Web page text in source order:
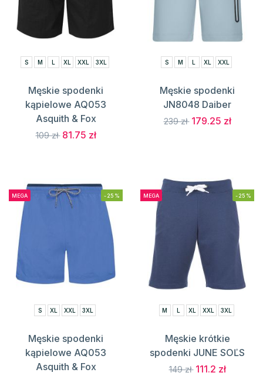
S M L XL XXL 3XL
Męskie spodenki
kąpielowe AQ053
Asquith & Fox
109 zł 81.75 zł
S M L XL XXL
Męskie spodenki
JN8048 Daiber
239 zł 179.25 zł
MEGA -25%
S XL XXL 3XL
Męskie spodenki
kąpielowe AQ053
Asquith & Fox
MEGA -25%
M L XL XXL 3XL
Męskie krótkie
spodenki JUNE SOĽS
149 zł 111.2 zł